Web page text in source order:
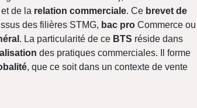
de la relation commerciale. Ce brevet de
des filières STMG, bac proCommerce ou
. La particularité de ce BTS réside dans
des pratiques commerciales. Il forme
, que ce soit dans un contexte de vente